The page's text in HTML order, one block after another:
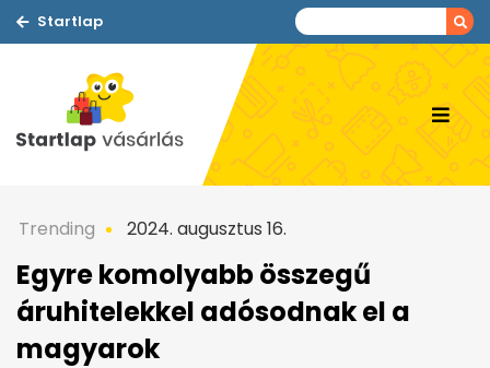
Startlap
Trending 2024. augusztus 16.
Egyre komolyabb összegű
áruhitelekkel adósodnak el a
magyarok